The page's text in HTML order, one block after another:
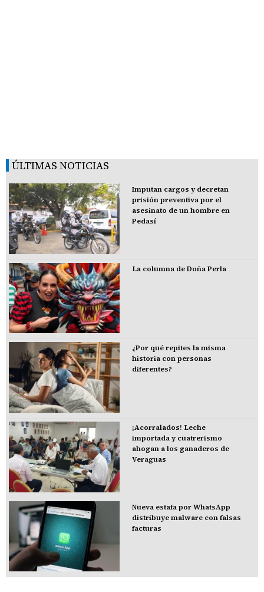
ÚLTIMAS NOTICIAS
Imputan cargos y decretan
prisión preventiva por el
asesinato de un hombre en
Pedasí
La columna de Doña Perla
¿Por qué repites la misma
historia con personas
diferentes?
¡Acorralados! Leche
importada y cuatrerismo
ahogan a los ganaderos de
Veraguas
Nueva estafa por WhatsApp
distribuye malware con falsas
facturas